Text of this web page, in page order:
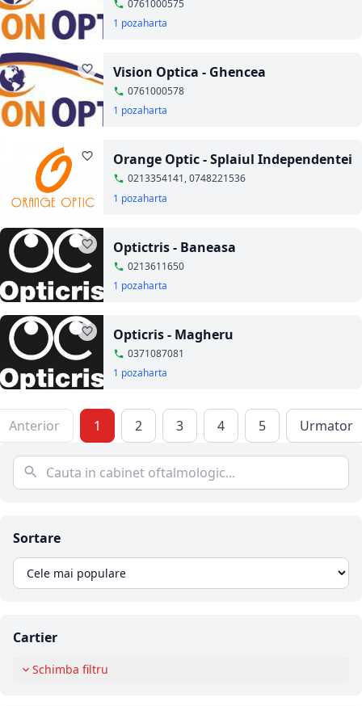
Sortare
Cartier
Schimba filtru
0761000575
1 pozaharta
Vision Optica - Ghencea
0761000578
1 pozaharta
Orange Optic - Splaiul Independentei
0213354141, 0748221536
1 pozaharta
Optictris - Baneasa
0213611650
1 pozaharta
Opticris - Magheru
0371087081
1 pozaharta
Anterior 1 2 3 4 5 Urmator